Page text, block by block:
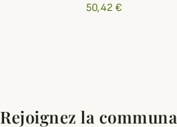
50,42 €
Rejoignez la